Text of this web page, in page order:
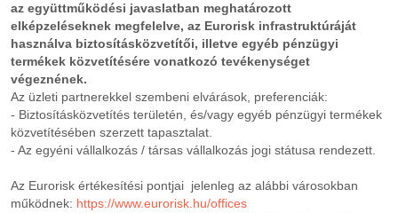
az együttműködési javaslatban meghatározott
elképzeléseknek megfelelve, az Eurorisk infrastruktúráját
használva biztosításközvetítői, illetve egyéb pénzügyi
termékek közvetítésére vonatkozó tevékenységet
végeznének.
Az üzleti partnerekkel szembeni elvárások, preferenciák:
- Biztosításközvetítés területén, és/vagy egyéb pénzügyi termékek
közvetítésében szerzett tapasztalat.
- Az egyéni vállalkozás / társas vállalkozás jogi státusa rendezett.
Az Eurorisk értékesítési pontjai jelenleg az alábbi városokban
működnek: https://www.eurorisk.hu/offices